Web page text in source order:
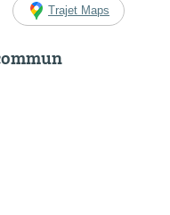
Trajet Maps